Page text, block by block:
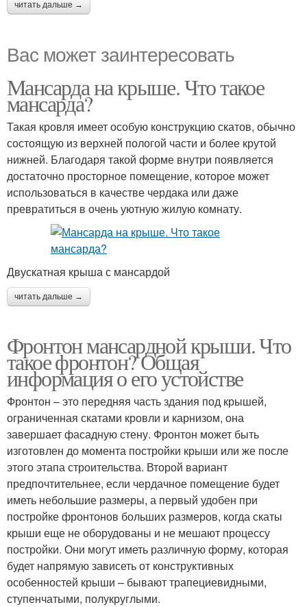
читать дальше →
Вас может заинтересовать
Мансарда на крыше. Что такое
мансарда?
Такая кровля имеет особую конструкцию скатов, обычно
состоящую из верхней пологой части и более крутой
нижней. Благодаря такой форме внутри появляется
достаточно просторное помещение, которое может
использоваться в качестве чердака или даже
превратиться в очень уютную жилую комнату.
Двускатная крыша с мансардой
читать дальше →
Фронтон мансардной крыши. Что
такое фронтон? Общая
информация о его устойстве
Фронтон – это передняя часть здания под крышей,
ограниченная скатами кровли и карнизом, она
завершает фасадную стену. Фронтон может быть
изготовлен до момента постройки крыши или же после
этого этапа строительства. Второй вариант
предпочтительнее, если чердачное помещение будет
иметь небольшие размеры, а первый удобен при
постройке фронтонов больших размеров, когда скаты
крыши еще не оборудованы и не мешают процессу
постройки. Они могут иметь различную форму, которая
будет напрямую зависеть от конструктивных
особенностей крыши – бывают трапециевидными,
ступенчатыми, полукруглыми.